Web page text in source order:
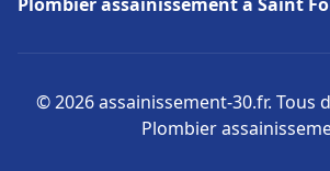
© 2026 assainissement-30.fr. Tous
Plombier